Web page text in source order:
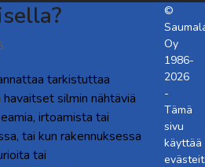
tarkistuttaa
silmin nähtäviä
irtoamista tai
tai kun rakennuksessa
tai
©
Oy
1986-
2026
-
Tämä
sivu
käyttää